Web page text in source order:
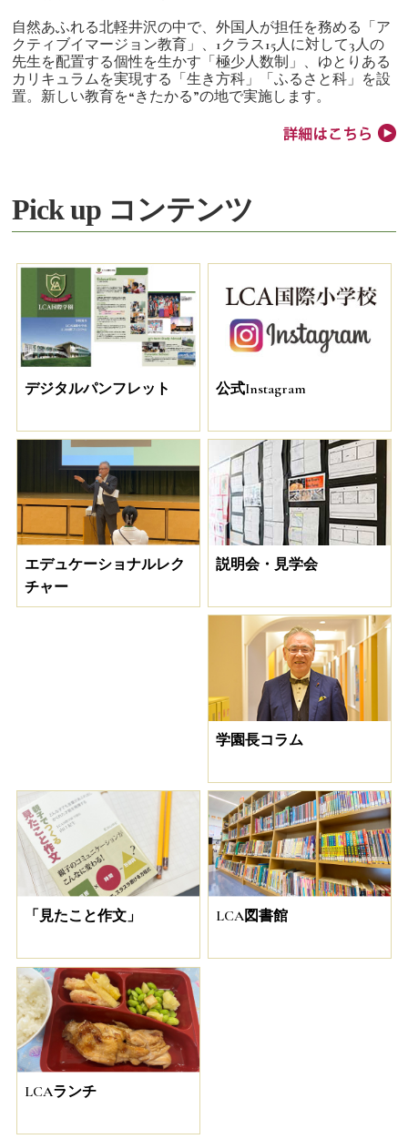
自然あふれる北軽井沢の中で、外国人が担任を務める「ア
クティブイマージョン教育」、1クラス15人に対して3人の
先生を配置する個性を生かす「極少人数制」、ゆとりある
カリキュラムを実現する「生き方科」「ふるさと科」を設
置。新しい教育を“きたかる”の地で実施します。
Pick up コンテンツ
デジタルパンフレット 公式Instagram
エデュケーショナルレク
チャー
説明会・見学会
学園長コラム
「見たこと作文」 LCA図書館
LCAランチ